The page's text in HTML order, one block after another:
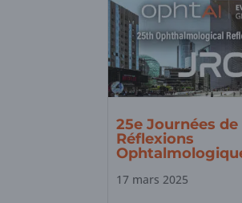
25e Journées de
Réflexions
17 mars 2025